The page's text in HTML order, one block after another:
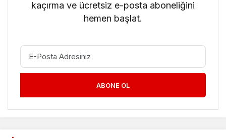
kaçırma ve ücretsiz e-posta aboneliğini
hemen başlat.
ABONE OL